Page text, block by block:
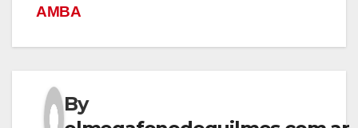
AMBA
By